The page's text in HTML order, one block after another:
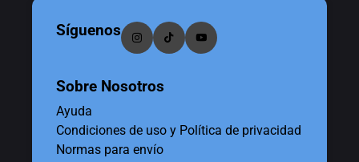
Síguenos
Sobre Nosotros
Ayuda
Condiciones de uso y Política de privacidad
Normas para envío